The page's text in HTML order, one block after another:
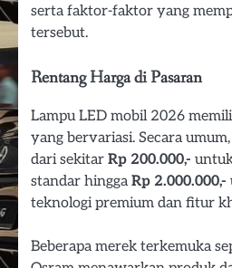
serta faktor-faktor yang
tersebut.
Rentang Harga di Pasaran
Lampu LED mobil 2026
yang bervariasi. Secara
dari sekitar Rp 200.000,-
standar hinggaRp 2.000.000,-
teknologi premium dan fitur
Beberapa merek terkemuka